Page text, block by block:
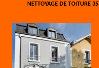
NETTOYAGE DE TOITURE 35